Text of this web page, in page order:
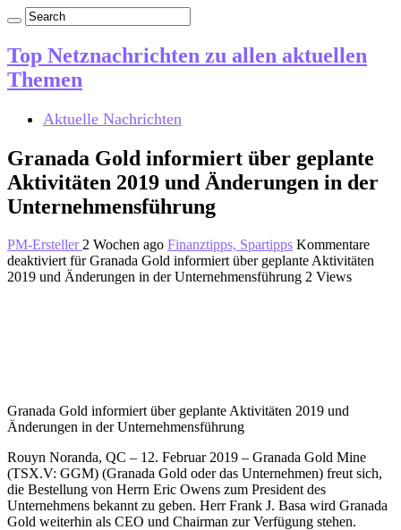
Top Netznachrichten zu allen aktuellen
Themen
Aktuelle Nachrichten
Granada Gold informiert über geplante
Aktivitäten 2019 und Änderungen in der
Unternehmensführung
PM-Ersteller 2 Wochen ago Finanztipps, Spartipps Kommentare
deaktiviert für Granada Gold informiert über geplante Aktivitäten
2019 und Änderungen in der Unternehmensführung 2 Views
Granada Gold informiert über geplante Aktivitäten 2019 und
Änderungen in der Unternehmensführung
Rouyn Noranda, QC – 12. Februar 2019 – Granada Gold Mine
(TSX.V: GGM) (Granada Gold oder das Unternehmen) freut sich,
die Bestellung von Herrn Eric Owens zum President des
Unternehmens bekannt zu geben. Herr Frank J. Basa wird Granada
Gold weiterhin als CEO und Chairman zur Verfügung stehen.